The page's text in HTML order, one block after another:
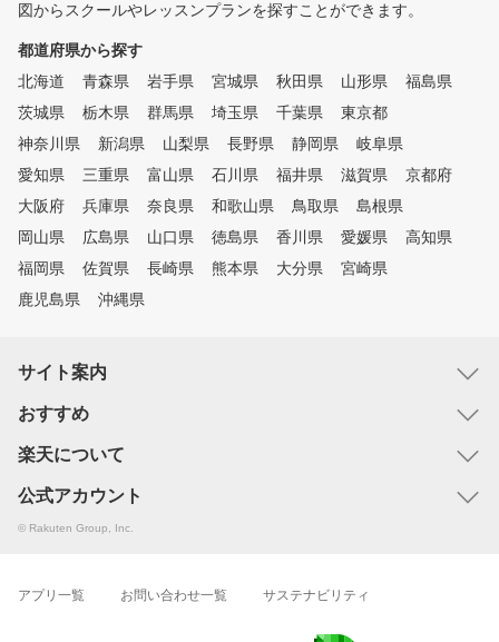
図からスクールやレッスンプランを探すことができます。
都道府県から探す
北海道
青森県 岩手県 宮城県 秋田県 山形県
福島県
茨城県
栃木県 群馬県 埼玉県 千葉県
東京都
神奈川県
新潟県 山梨県 長野県 静岡県
岐阜県
愛知県
三重県 富山県 石川県 福井県 滋賀県
京都府
大阪府
兵庫県 奈良県 和歌山県 鳥取県
島根県
岡山県
広島県 山口県 徳島県 香川県 愛媛県
高知県
福岡県
佐賀県 長崎県 熊本県 大分県
宮崎県
鹿児島県
沖縄県
サイト案内
おすすめ
楽天について
公式アカウント
© Rakuten Group, Inc.
アプリ一覧 お問い合わせ一覧 サステナビリティ